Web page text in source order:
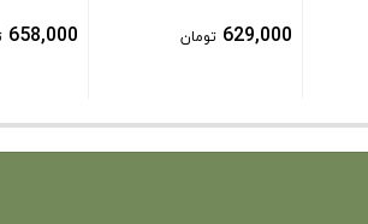
629,000 تومان 658,000